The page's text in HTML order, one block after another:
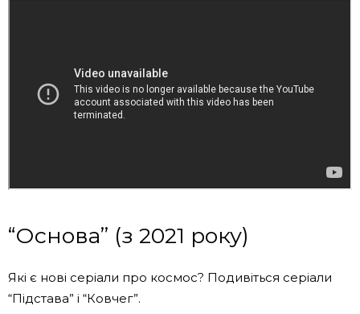
“Основа” (з 2021 року)
Які є нові серіали про космос? Подивіться серіали
“Підстава” і “Ковчег”.